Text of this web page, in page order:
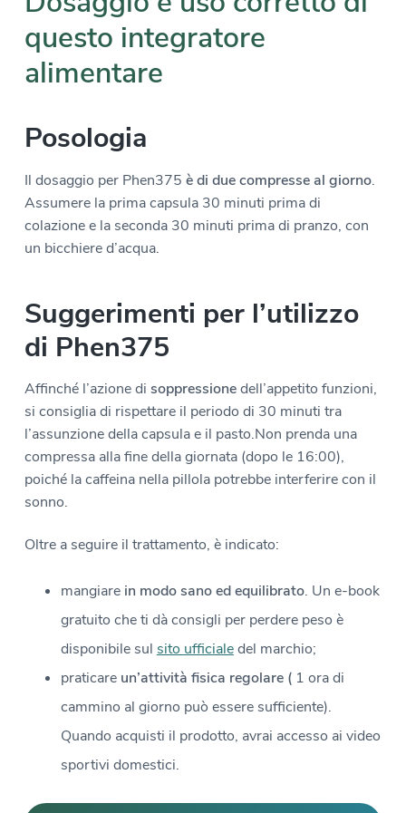
questo integratore
alimentare
Posologia
Il dosaggio per Phen375 èdi due compresse al giorno.
Assumere la prima capsula 30 minuti prima di
colazione e la seconda 30 minuti prima di pranzo, con
un bicchiere d’acqua.
Suggerimenti per l’utilizzo
di Phen375
Affinché l’azione di soppressionedell’appetito funzioni,
si consiglia di rispettare il periodo di 30 minuti tra
l’assunzione della capsula e il pasto.Non prenda una
compressa alla fine della giornata (dopo le 16:00),
poiché la caffeina nella pillola potrebbe interferire con il
sonno.
Oltre a seguire il trattamento, è indicato:
mangiare in modo sano ed equilibrato. Un e-book
gratuito che ti dà consigli per perdere peso è
disponibile sul sito ufficialedel marchio;
praticare un’attività fisica regolare (1 ora di
cammino al giorno può essere sufficiente).
Quando acquisti il prodotto, avrai accesso ai video
sportivi domestici.